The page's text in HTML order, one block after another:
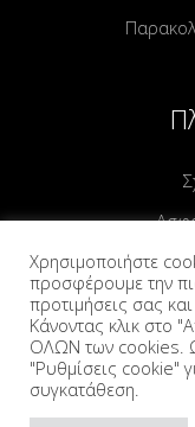
Χρησιμοποιήστε
προσφέρουμε την
προτιμήσεις σας
Κάνοντας κλικ στο
ΟΛΩΝ των cookies.
"Ρυθμίσεις cookie"
συγκατάθεση.